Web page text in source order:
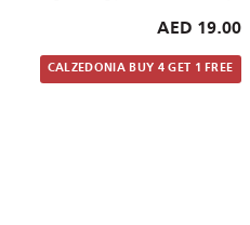
19.00 AED
CALZEDONIA BUY 4 GET 1 FREE